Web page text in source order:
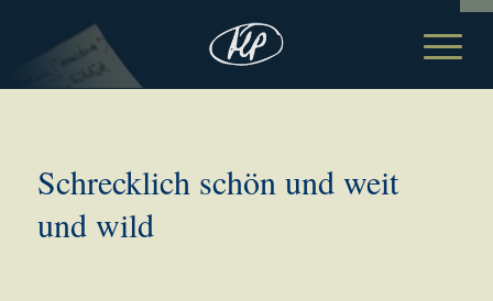
Schrecklich schön und weit
und wild